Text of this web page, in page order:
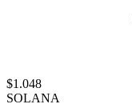
$1.048
SOLANA